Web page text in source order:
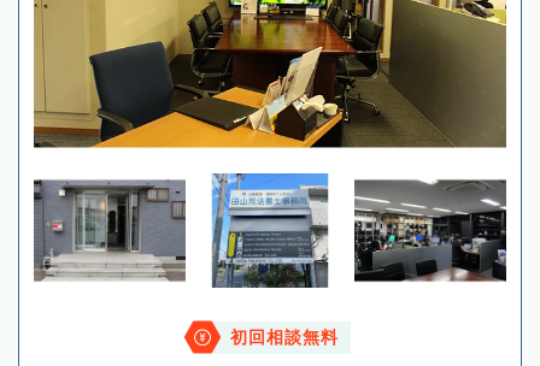
初回相談無料